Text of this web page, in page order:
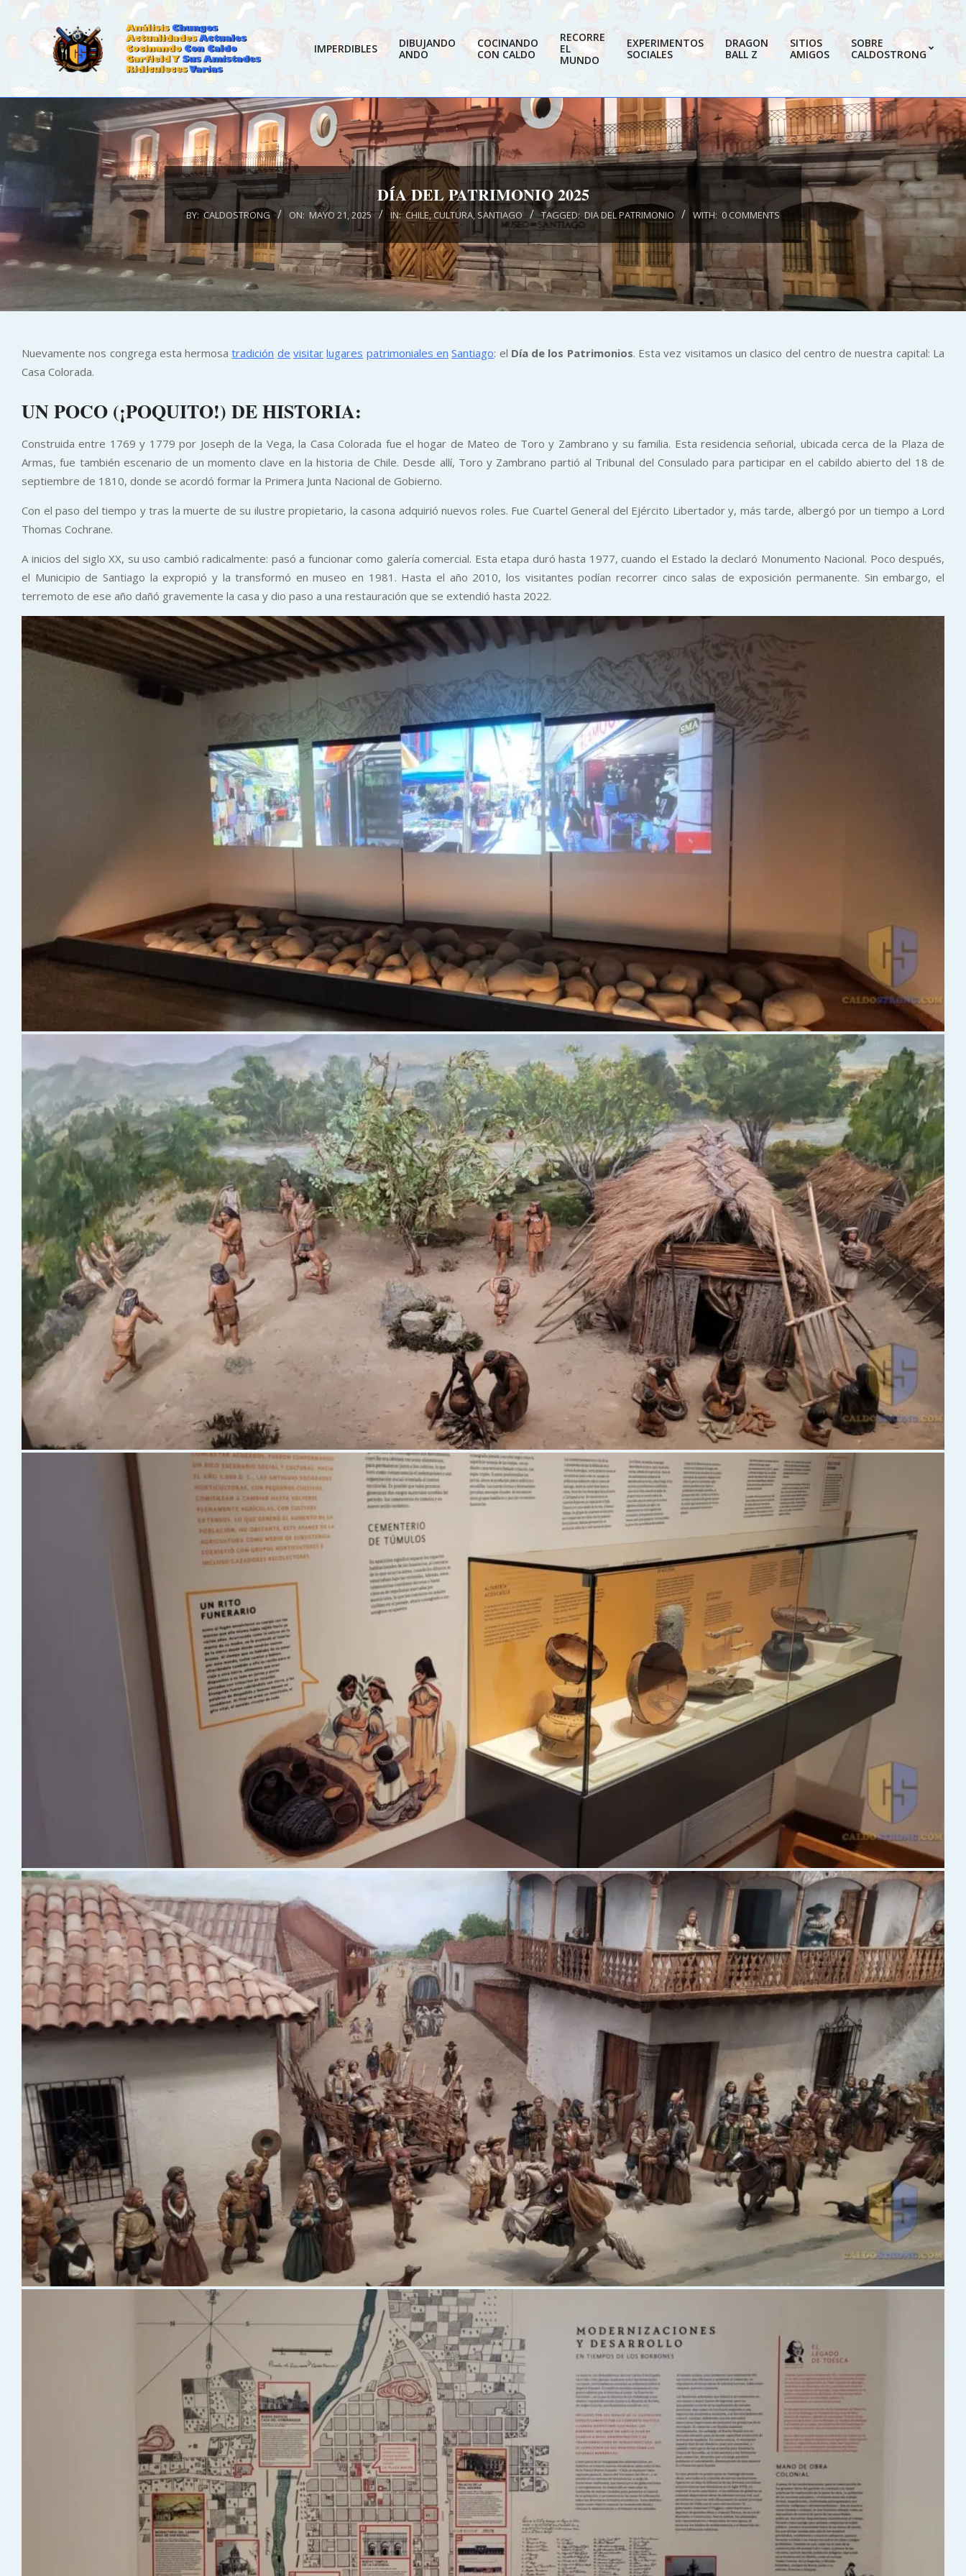
IMPERDIBLES
DIBUJANDO
ANDO
COCINANDO
CON CALDO
RECORRE
EL
MUNDO
EXPERIMENTOS
SOCIALES
DRAGON
BALL Z
SITIOS
AMIGOS
SOBRE
CALDOSTRONG
DÍA DEL PATRIMONIO 2025
BY: CALDOSTRONG ON: MAYO 21, 2025 IN: CHILE,CULTURA,SANTIAGO TAGGED: DIA DEL PATRIMONIO WITH: 0 COMMENTS
Nuevamente nos congrega esta hermosatradición de visitar lugares patrimoniales en Santiago: el Día de los Patrimonios. Esta vez visitamos un clasico del centro de nuestra capital: La
Casa Colorada.
UN POCO (¡POQUITO!) DE HISTORIA:
Construida entre 1769 y 1779 por Joseph de la Vega, la Casa Colorada fue el hogar de Mateo de Toro y Zambrano y su familia. Esta residencia señorial, ubicada cerca de la Plaza de
Armas, fue también escenario de un momento clave en la historia de Chile. Desde allí, Toro y Zambrano partió al Tribunal del Consulado para participar en el cabildo abierto del 18 de
septiembre de 1810, donde se acordó formar la Primera Junta Nacional de Gobierno.
Con el paso del tiempo y tras la muerte de su ilustre propietario, la casona adquirió nuevos roles. Fue Cuartel General del Ejército Libertador y, más tarde, albergó por un tiempo a Lord
Thomas Cochrane.
A inicios del siglo XX, su uso cambió radicalmente: pasó a funcionar como galería comercial. Esta etapa duró hasta 1977, cuando el Estado la declaró Monumento Nacional. Poco después,
el Municipio de Santiago la expropió y la transformó en museo en 1981. Hasta el año 2010, los visitantes podían recorrer cinco salas de exposición permanente. Sin embargo, el
terremoto de ese año dañó gravemente la casa y dio paso a una restauración que se extendió hasta 2022.